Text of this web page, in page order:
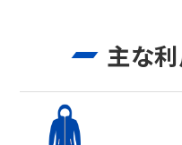
主な